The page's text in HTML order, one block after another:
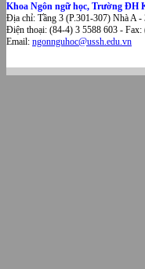
Khoa Ngôn ngữ học, Trường ĐH
Địa chỉ: Tầng 3 (P.301-307) Nhà A
Điện thoại: (84-4) 3 5588 603 - Fax:
Email: ngonnguhoc@ussh.edu.vn